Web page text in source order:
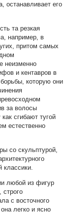
останавливает его
та резкая
например, в
притом самых
неизменно
и кентавров в
которую они
за волосы
сгибают тугой
естественно
со скульптурой,
классики.
любой из фигур
с восточного
легко и ясно